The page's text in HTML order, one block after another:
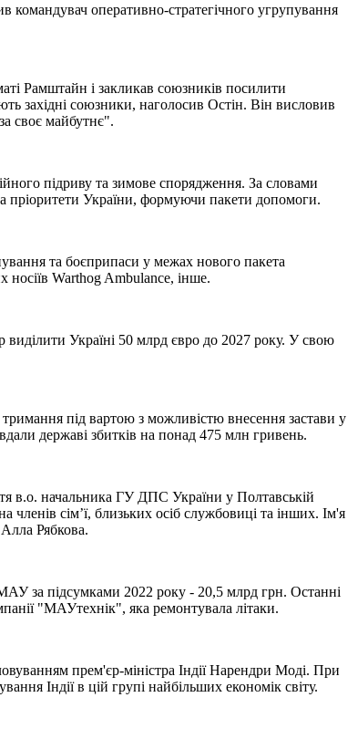
командувач оперативно-стратегічного угрупування
Рамштайн і закликав союзників посилити
західні союзники, наголосив Остін. Він висловив
своє майбутнє".
підриву та зимове спорядження. За словами
пріоритети України, формуючи пакети допомоги.
та боєприпаси у межах нового пакета
Warthog Ambulance, інше.
виділити Україні 50 млрд євро до 2027 року. У свою
під вартою з можливістю внесення застави у
державі збитків на понад 475 млн гривень.
в.о. начальника ГУ ДПС України у Полтавській
сім’ї, близьких осіб службовиці та інших. Ім'я
Рябкова.
за підсумками 2022 року - 20,5 млрд грн. Останні
"МАУтехнік", яка ремонтувала літаки.
прем'єр-міністра Індії Нарендри Моді. При
Індії в цій групі найбільших економік світу.